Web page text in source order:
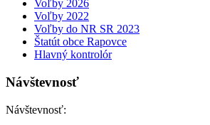
Voľby 2026
Voľby 2022
Voľby do NR SR 2023
Štatút obce Rapovce
Hlavný kontrolór
Návštevnosť
Návštevnosť: